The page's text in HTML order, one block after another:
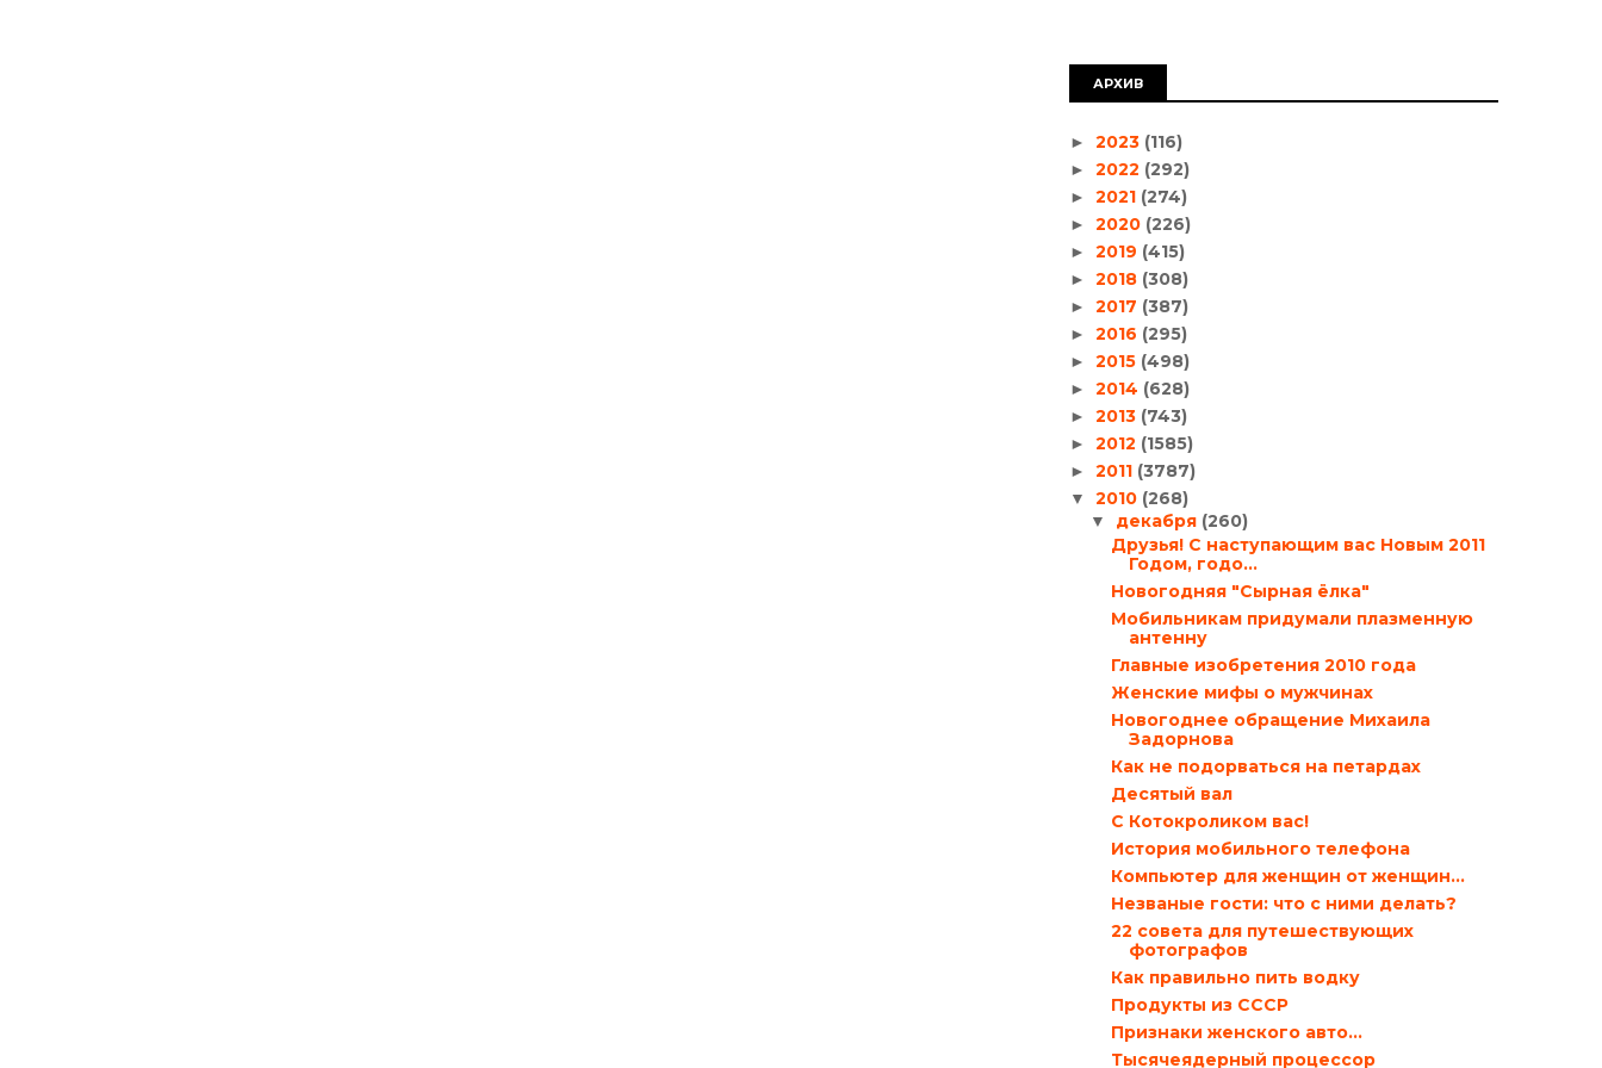
АРХИВ
► 2023 (116)
► 2022 (292)
► 2021 (274)
► 2020 (226)
► 2019 (415)
► 2018 (308)
► 2017 (387)
► 2016 (295)
► 2015 (498)
► 2014 (628)
► 2013 (743)
► 2012 (1585)
► 2011 (3787)
▼ 2010 (268)
▼ декабря (260)
Друзья! С наступающим вас Новым 2011
Годом, годо...
Новогодняя "Сырная ёлка"
Мобильникам придумали плазменную
антенну
Главные изобретения 2010 года
Женские мифы о мужчинах
Новогоднее обращение Михаила
Задорнова
Как не подорваться на петардах
Десятый вал
С Котокроликом вас!
История мобильного телефона
Компьютер для женщин от женщин…
Незваные гости: что с ними делать?
22 совета для путешествующих
фотографов
Как правильно пить водку
Продукты из СССР
Признаки женского авто…
Тысячеядерный процессор